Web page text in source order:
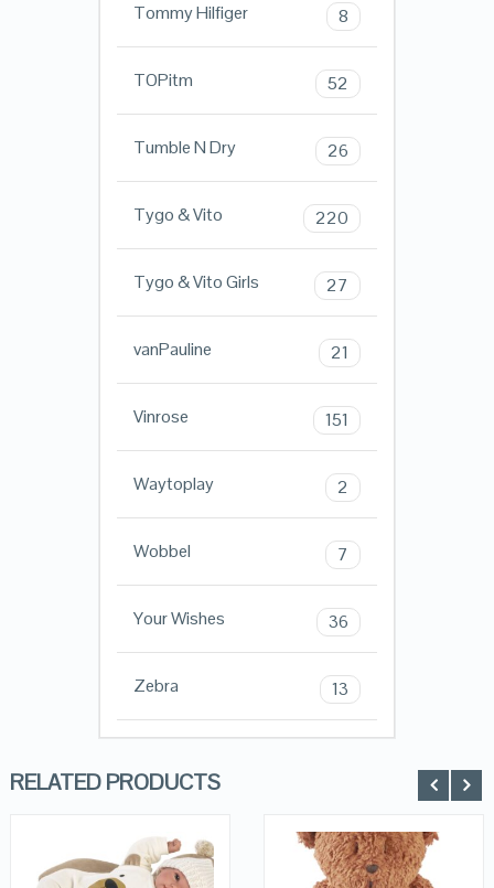
Tommy Hilfiger 8
TOPitm 52
Tumble N Dry 26
Tygo & Vito 220
Tygo & Vito Girls 27
vanPauline 21
Vinrose 151
Waytoplay 2
Wobbel 7
Your Wishes 36
Zebra 13
RELATED PRODUCTS